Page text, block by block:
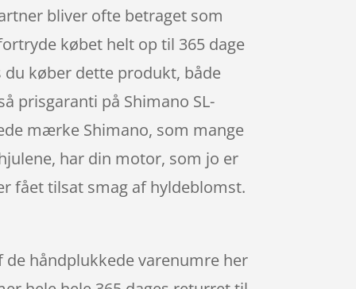
bliver ofte betraget som
købet helt op til 365 dage
køber dette produkt, både
prisgaranti på Shimano SL-
mærke Shimano, som mange
har din motor, som jo er
fået tilsat smag af hyldeblomst.
de håndplukkede varenumre her